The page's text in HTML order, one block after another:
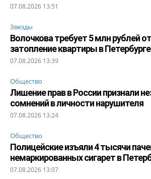
07.08.2026 13:51
Звезды
Волочкова требует 5 млн рублей
затопление квартиры в Петербурге
07.08.2026 13:39
Общество
Лишение прав в России признали
сомнений в личности нарушителя
07.08.2026 13:24
Общество
Полицейские изъяли 4 тысячи
немаркированных сигарет в
07.08.2026 13:07